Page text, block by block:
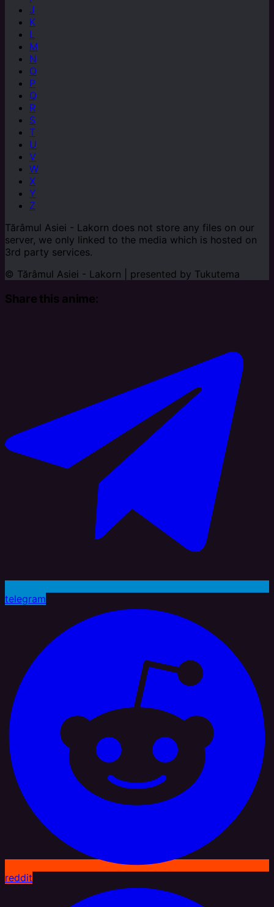
J
K
L
M
N
O
P
Q
R
S
T
U
V
W
X
Y
Z
Tărâmul Asiei - Lakorn does not store any files on our
server, we only linked to the media which is hosted on
3rd party services.
© Tărâmul Asiei - Lakorn | presented by Tukutema
Share this anime:
telegram
reddit